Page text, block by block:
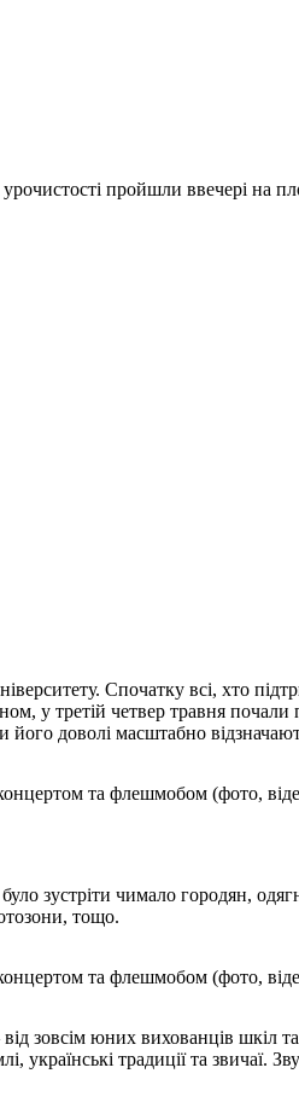
пройшли ввечері на
Спочатку всі, хто
у третій четвер травня
доволі масштабно
зустріти чимало городян,
тощо.
зовсім юних вихованців шкіл
українські традиції та